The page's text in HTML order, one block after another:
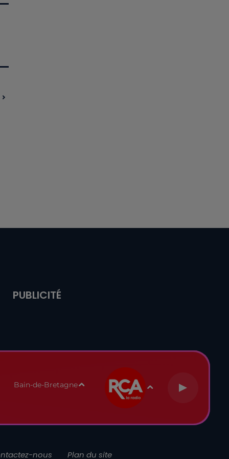
PUBLICITÉ
Bain-de-Bretagne
nous Plan du site